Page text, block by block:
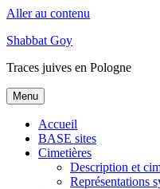
Aller au contenu
Shabbat Goy
Traces juives en Pologne
Menu
Accueil
BASE sites
Cimetières
Description et
Représentations